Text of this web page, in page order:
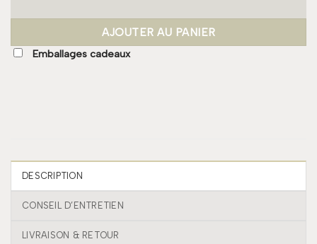
AJOUTER AU PANIER
Emballages cadeaux
DESCRIPTION
CONSEIL D’ENTRETIEN
LIVRAISON & RETOUR